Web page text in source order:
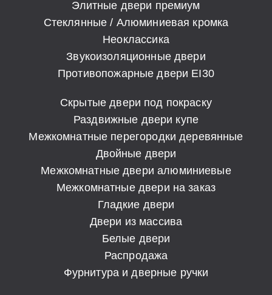
Элитные двери премиум
Стеклянные / Алюминиевая кромка
Неоклассика
Звукоизоляционные двери
Противопожарные двери EI30
Скрытые двери под покраску
Раздвижные двери купе
Межкомнатные перегородки деревянные
Двойные двери
Межкомнатные двери алюминиевые
Межкомнатные двери на заказ
Гладкие двери
Двери из массива
Белые двери
Распродажа
Фурнитура и дверные ручки